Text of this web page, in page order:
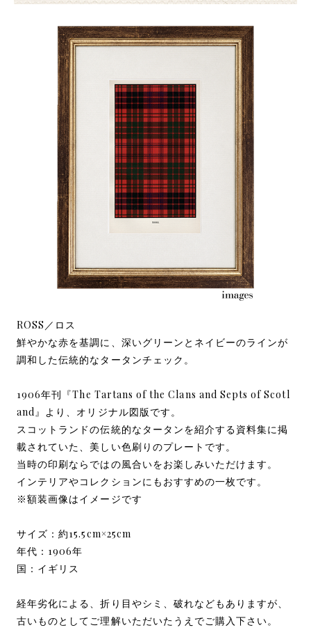
ROSS／ロス
鮮やかな赤を基調に、深いグリーンとネイビーのラインが
調和した伝統的なタータンチェック。
1906年刊『The Tartans of the Clans and Septs of Scotl
and』より、オリジナル図版です。
スコットランドの伝統的なタータンを紹介する資料集に掲
載されていた、美しい色刷りのプレートです。
当時の印刷ならではの風合いをお楽しみいただけます。
インテリアやコレクションにもおすすめの一枚です。
※額装画像はイメージです
サイズ：約15.5cm×25cm
年代：1906年
国：イギリス
経年劣化による、折り目やシミ、破れなどもありますが、
古いものとしてご理解いただいたうえでご購入下さい。